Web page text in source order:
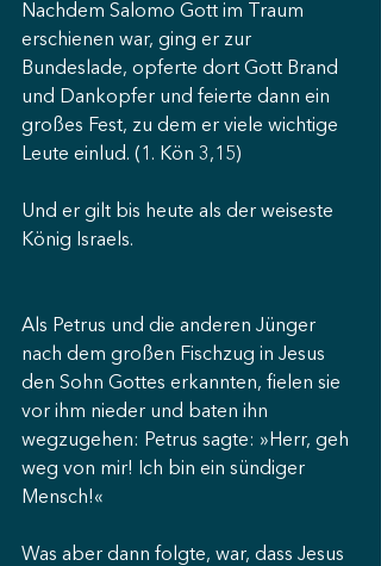
Nachdem Salomo Gott im Traum
erschienen war, ging er zur
Bundeslade, opferte dort Gott Brand
und Dankopfer und feierte dann ein
großes Fest, zu dem er viele wichtige
Leute einlud. (1. Kön 3,15)
Und er gilt bis heute als der weiseste
König Israels.
Als Petrus und die anderen Jünger
nach dem großen Fischzug in Jesus
den Sohn Gottes erkannten, fielen sie
vor ihm nieder und baten ihn
wegzugehen: Petrus sagte: »Herr, geh
weg von mir! Ich bin ein sündiger
Mensch!«
Was aber dann folgte, war, dass Jesus